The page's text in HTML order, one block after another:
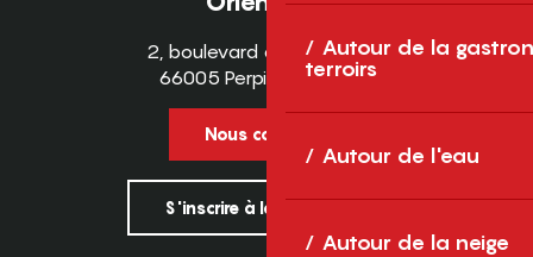
Autour de la
terroirs
Autour de l'eau
Autour de la neige
2, boulevard des Pyrénées
66005 Perpignan Cedex
Nous contacter
S'inscrire à la newsletter